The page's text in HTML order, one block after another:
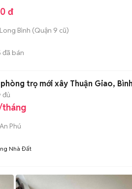
đ
Bình (Quận 9 cũ)
đã bán
trọ mới xây Thuận Giao,
đủ
Phú
Nhà Đất